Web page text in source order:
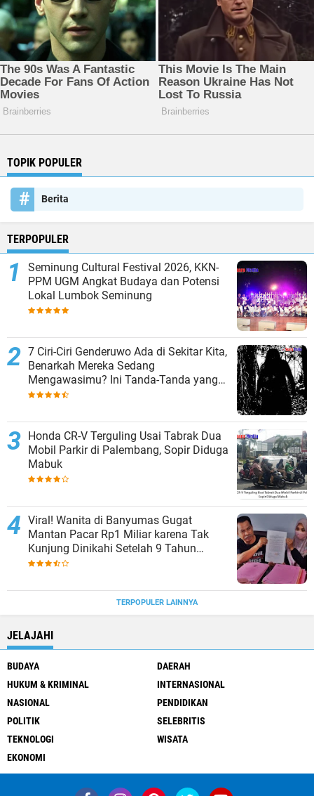
TOPIK POPULER
Berita
TERPOPULER
Seminung Cultural Festival 2026, KKN-
PPM UGM Angkat Budaya dan Potensi
Lokal Lumbok Seminung
7 Ciri-Ciri Genderuwo Ada di Sekitar Kita,
Benarkah Mereka Sedang
Mengawasimu? Ini Tanda-Tanda yang
Sering Diabaikan
Honda CR-V Terguling Usai Tabrak Dua
Mobil Parkir di Palembang, Sopir Diduga
Mabuk
Viral! Wanita di Banyumas Gugat
Mantan Pacar Rp1 Miliar karena Tak
Kunjung Dinikahi Setelah 9 Tahun
Berpacaran
TERPOPULER LAINNYA
JELAJAHI
BUDAYA
DAERAH
HUKUM & KRIMINAL
INTERNASIONAL
NASIONAL
PENDIDIKAN
POLITIK
SELEBRITIS
TEKNOLOGI
WISATA
EKONOMI